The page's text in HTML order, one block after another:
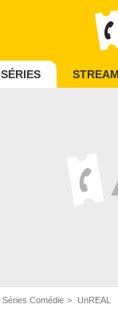
SÉRIES
Séries Comédie UnREAL